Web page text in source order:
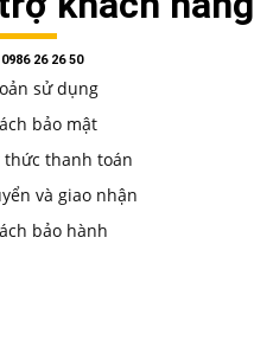
26 26 50
sử dụng
bảo mật
thức thanh toán
và giao nhận
bảo hành